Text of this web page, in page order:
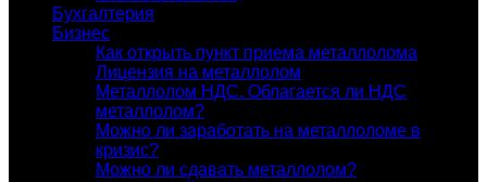
Бухгалтерия
Бизнес
Как открыть пункт приема металлолома
Лицензия на металлолом
Металлолом НДС. Облагается ли НДС
металлолом?
Можно ли заработать на металлоломе в
кризис?
Можно ли сдавать металлолом?